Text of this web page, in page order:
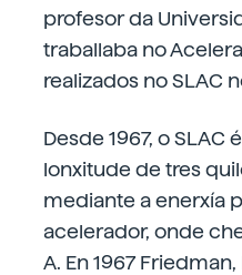
profesor da
traballaba no
realizados no SLAC
Desde 1967, o
lonxitude de tres
mediante a enerxía
acelerador, onde
A. En 1967